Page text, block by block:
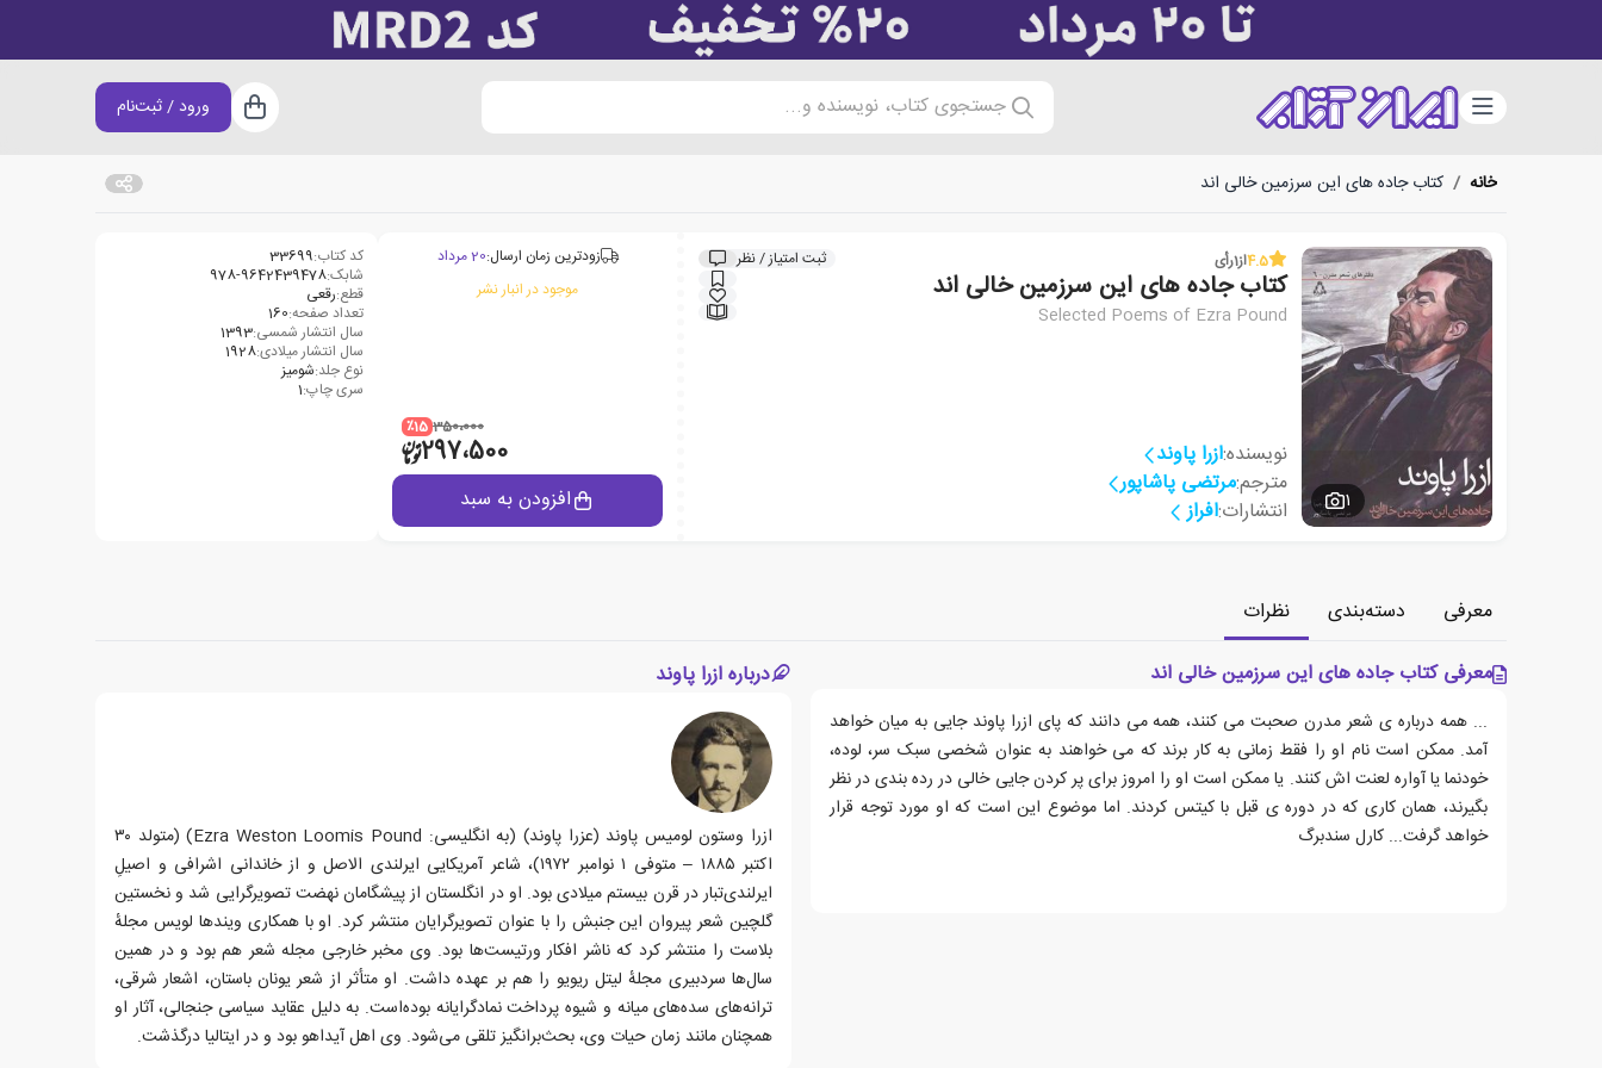
دسته‌بندی جستجوی کتاب، نویسنده و... سبد خرید
ورود / ثبت‌نام
خانه / کتاب جاده های این سرزمین خالی اند
1
4.5از1رأی ثبت امتیاز / نظر
کتاب جاده های این سرزمین خالی اند
Selected Poems of Ezra Pound
نویسنده:ازرا پاوند
مترجم:مرتضی پاشاپور
انتشارات:افراز
زودترین زمان ارسال:20 مرداد
موجود در انبار نشر
350،000 ٪15
297،500
افزودن به سبد
کد کتاب:33699
شابک:978-9642439478
قطع:رقعی
تعداد صفحه:160
سال انتشار شمسی:1393
سال انتشار میلادی:1928
نوع جلد:شومیز
سری چاپ:1
معرفی دسته‌بندی
نظرات
معرفی کتاب جاده های این سرزمین خالی اند
... همه درباره ی شعر مدرن صحبت می کنند، همه می دانند که پای ازرا پاوند جایی به میان خواهد
آمد. ممکن است نام او را فقط زمانی به کار برند که می خواهند به عنوان شخصی سبک سر، لوده،
خودنما یا آواره لعنت اش کنند. یا ممکن است او را امروز برای پر کردن جایی خالی در رده بندی در نظر
بگیرند، همان کاری که در دوره ی قبل با کیتس کردند. اما موضوع این است که او مورد توجه قرار
خواهد گرفت... کارل سندبرگ
درباره ازرا پاوند
ازرا وستون لومیس پاوند (عزرا پاوند) (به انگلیسی: Ezra Weston Loomis Pound) (متولد ۳۰
اکتبر ۱۸۸۵ – متوفی ۱ نوامبر ۱۹۷۲)، شاعر آمریکایی ایرلندی الاصل و از خاندانی اشرافی و اصیلِ
ایرلندی‌تبار در قرن بیستم میلادی بود. او در انگلستان از پیشگامان نهضت تصویرگرایی شد و نخستین
گلچین شعر پیروان این جنبش را با عنوان تصویرگرایان منتشر کرد. او با همکاری ویندها لویس مجلهٔ
بلاست را منتشر کرد که ناشر افکار ورتیست‌ها بود. وی مخبر خارجی مجله شعر هم بود و در همین
سال‌ها سردبیری مجلهٔ لیتل ریویو را هم بر عهده داشت. او متأثر از شعر یونان باستان، اشعار شرقی،
ترانه‌های سده‌های میانه و شیوه پرداخت نمادگرایانه بوده‌است. به دلیل عقاید سیاسی جنجالی، آثار او
همچنان مانند زمان حیات وی، بحث‌برانگیز تلقی می‌شود. وی اهل آیداهو بود و در ایتالیا درگذشت.